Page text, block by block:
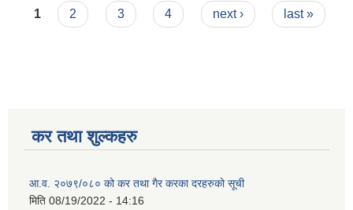
Pages
1 2 3 4 next › last »
कर तथा शुल्कहरु
आ.व. २०७९/०८० को कर तथा गैर करका दरहरुको सूची
मिति 08/19/2022 - 14:16